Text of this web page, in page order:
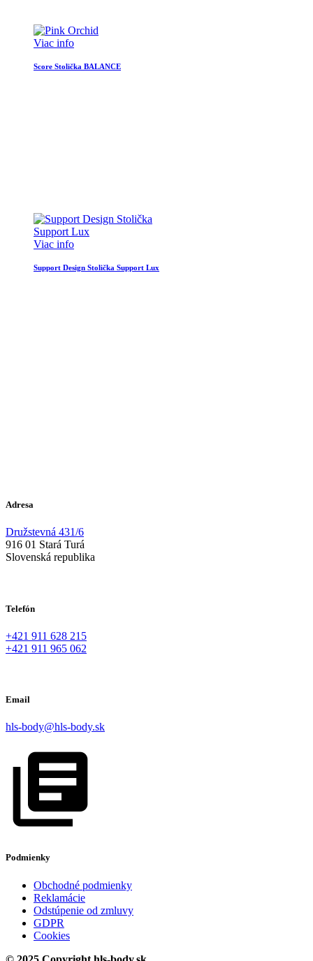
Viac info
Score Stolička BALANCE
Viac info
Support Design Stolička Support Lux
Adresa
Družstevná 431/6
916 01 Stará Turá
Slovenská republika
Telefón
+421 911 628 215
+421 911 965 062
Email
hls-body@hls-body.sk
Podmienky
Obchodné podmienky
Reklamácie
Odstúpenie od zmluvy
GDPR
Cookies